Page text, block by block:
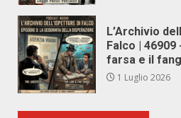
L’Archivio
Falco | 46909
farsa e il
1 Luglio 2026